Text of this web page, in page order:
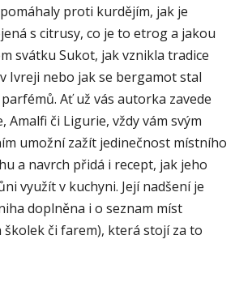
proti kurdějím, jak je
s citrusy, co je to etrog a jakou
svátku Sukot, jak vznikla tradice
Ivreji nebo jak se bergamot stal
Ať už vás autorka zavede
Amalfi či Ligurie, vždy vám svým
umožní zažít jedinečnost místního
a navrch přidá i recept, jak jeho
využít v kuchyni. Její nadšení je
doplněna i o seznam míst
školek či farem), která stojí za to